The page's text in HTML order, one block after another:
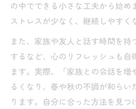
の中でできる小さな工夫から始め
ストレスが少なく、継続しやすく
また、家族や友人と話す時間を持
するなど、心のリフレッシュも自
ます。実際、「家族との会話を増
るくなり、春や秋の不調が和らい
ります。自分に合った方法を見つ